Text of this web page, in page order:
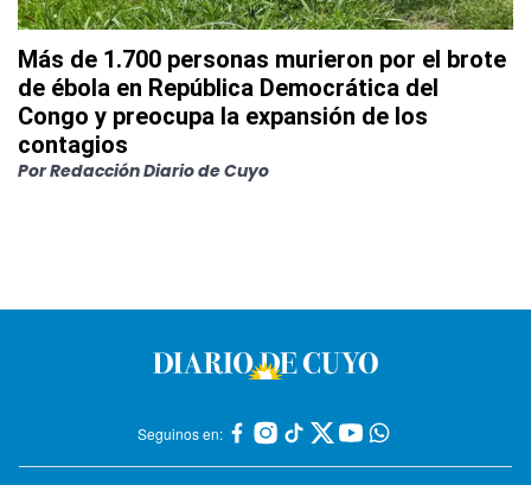
Más de 1.700 personas murieron por el brote
de ébola en República Democrática del
Congo y preocupa la expansión de los
contagios
PorRedacción Diario de Cuyo
Seguinos en: